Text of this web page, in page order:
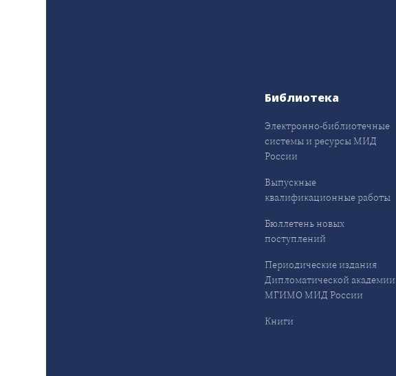
Библиотека
Электронно-библиотечные
системы и ресурсы МИД
России
Выпускные
квалификационные работы
Бюллетень новых
поступлений
Периодические издания
Дипломатической академии
МГИМО МИД России
Книги